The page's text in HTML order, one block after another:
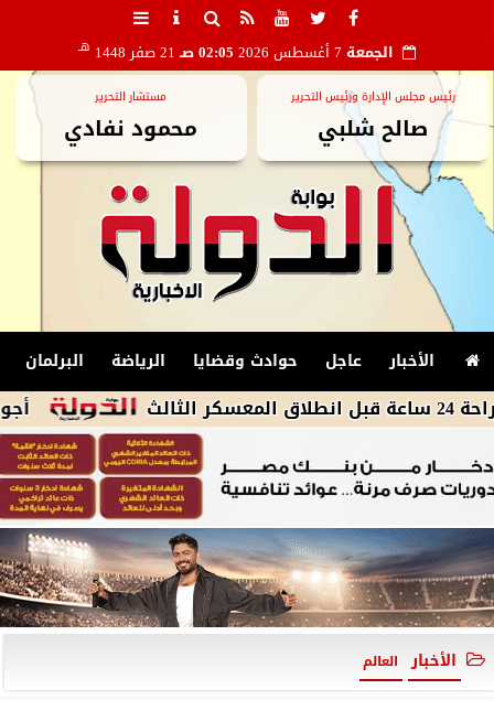
الجمعة 02:05 صـ 21 صفر 1448 هـ
رئيس مجلس الإدارة ورئيس التحرير
صالح شلبي
مستشار التحرير
محمود نفادي
الأخبار عاجل حوادث وقضايا الرياضة البرلمان
أجواء شديدة
الأخبار العالم